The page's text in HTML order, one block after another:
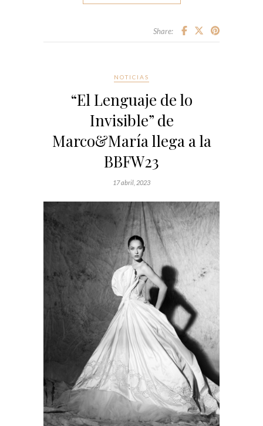
Share:
NOTICIAS
“El Lenguaje de lo
Invisible” de
Marco&María llega a la
BBFW23
17 abril, 2023